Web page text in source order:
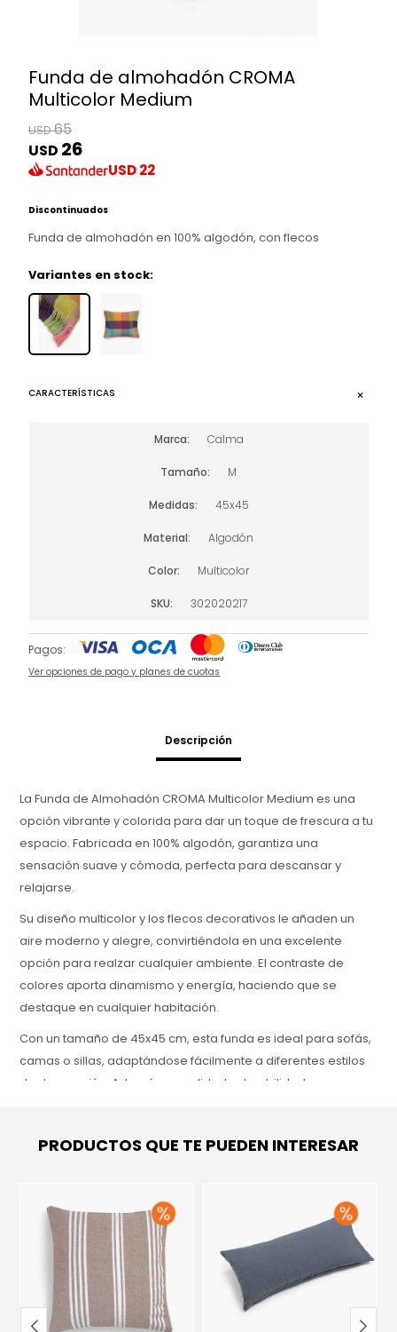
Funda de almohadón CROMA
Multicolor Medium
USD65
USD 26
USD22
Discontinuados
Funda de almohadón en 100% algodón, con flecos
Variantes en stock:
CARACTERÍSTICAS
Marca Calma
Tamaño M
Medidas 45x45
Material Algodón
Color Multicolor
SKU 302020217
Pagos:
Ver opciones de pago y planes de cuotas
Descripción
La Funda de Almohadón CROMA Multicolor Medium es una
opción vibrante y colorida para dar un toque de frescura a tu
espacio. Fabricada en 100% algodón, garantiza una
sensación suave y cómoda, perfecta para descansar y
relajarse.
Su diseño multicolor y los flecos decorativos le añaden un
aire moderno y alegre, convirtiéndola en una excelente
opción para realzar cualquier ambiente. El contraste de
colores aporta dinamismo y energía, haciendo que se
destaque en cualquier habitación.
Con un tamaño de 45x45 cm, esta funda es ideal para sofás,
camas o sillas, adaptándose fácilmente a diferentes estilos
de decoración. Además, su calidad y durabilidad aseguran
PRODUCTOS QUE TE PUEDEN INTERESAR